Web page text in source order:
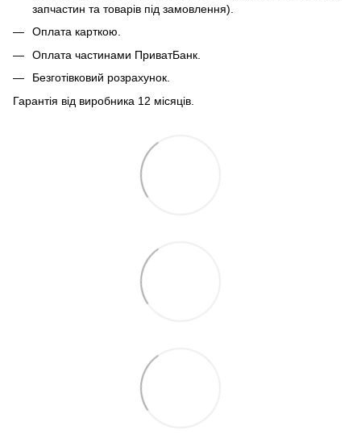
запчастин та товарів під замовлення).
Оплата карткою.
Оплата частинами ПриватБанк.
Безготівковий розрахунок.
Гарантія від виробника 12 місяців.